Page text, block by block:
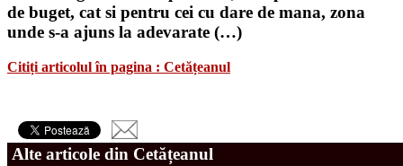
de buget, cat si pentru cei cu dare de mana, zona
unde s-a ajuns la adevarate (…)
Citiți articolul în pagina : Cetățeanul
Alte articole din Cetățeanul